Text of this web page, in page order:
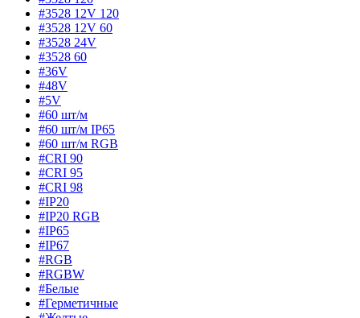
#3528 12V 120
#3528 12V 60
#3528 24V
#3528 60
#36V
#48V
#5V
#60 шт/м
#60 шт/м IP65
#60 шт/м RGB
#CRI 90
#CRI 95
#CRI 98
#IP20
#IP20 RGB
#IP65
#IP67
#RGB
#RGBW
#Белые
#Герметичные